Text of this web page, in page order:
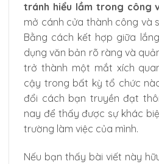
tránh hiểu lầm trong công
mở cánh cửa thành công và
Bằng cách kết hợp giữa
dụng văn bản rõ ràng và
trở thành một mắt xích
cậy trong bất kỳ tổ chức
đổi cách bạn truyền đạt
nay để thấy được sự khác
trường làm việc của mình.
Nếu bạn thấy bài viết này